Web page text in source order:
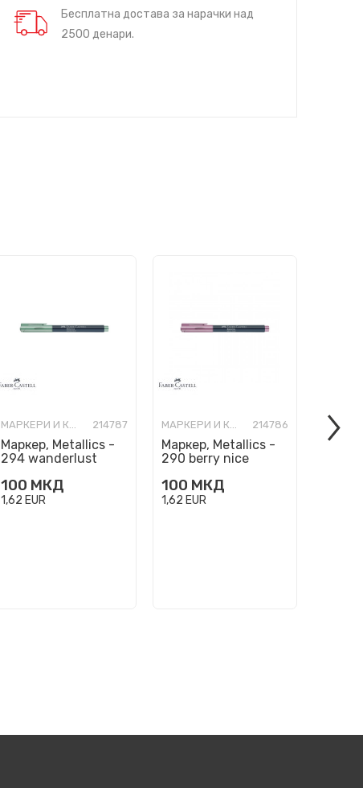
Бесплатна достава за нарачки над
2500 денари.
МАРКЕРИ И КОРЕКТОРИ 214787
Маркер, Metallics -
294 wanderlust
100 МКД
1,62 EUR
МАРКЕРИ И КОРЕКТОРИ 214786
Маркер, Metallics -
290 berry nice
100 МКД
1,62 EUR